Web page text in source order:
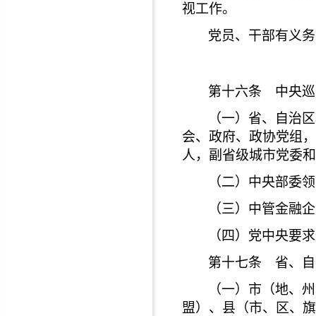
视工作。
党员、干部有义
第十六条 中央巡
（一）省、自治
会、政府、政协党组
人，副省级城市党委
（二）中央部委
（三）中管金融
（四）党中央要
第十七条 省、自
（一）市（地、
盟）、县（市、区、